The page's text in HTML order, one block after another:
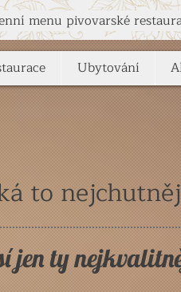
menu pivovarské
Ubytování
to
jen ty